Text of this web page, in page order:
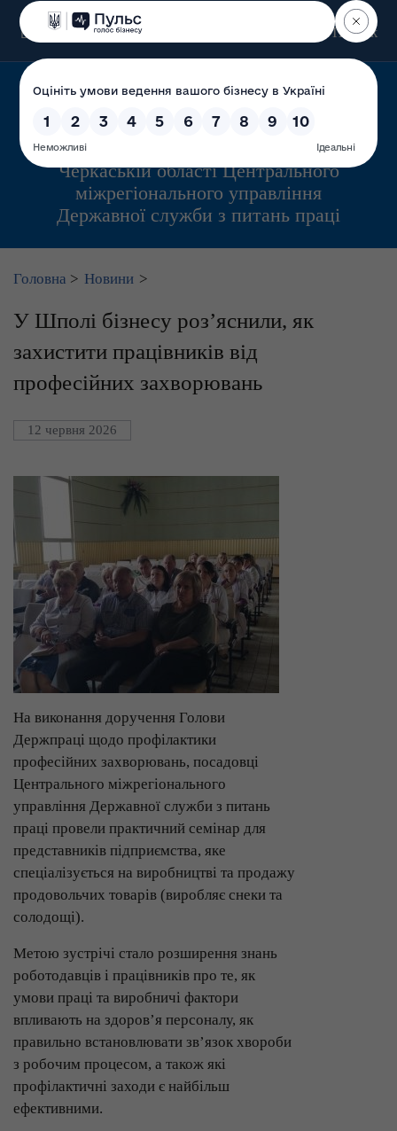
Пошук
Управління інспекційної діяльності у
Черкаській області Центрального
міжрегіонального управління
Державної служби з питань праці
Головна > Новини >
У Шполі бізнесу роз’яснили, як
захистити працівників від
професійних захворювань
12 червня 2026
На виконання доручення Голови
Держпраці щодо профілактики
професійних захворювань, посадовці
Центрального міжрегіонального
управління Державної служби з питань
праці провели практичний семінар для
представників підприємства, яке
спеціалізується на виробництві та продажу
продовольчих товарів (виробляє снеки та
солодощі).
Метою зустрічі стало розширення знань
роботодавців і працівників про те, як
умови праці та виробничі фактори
впливають на здоров’я персоналу, як
правильно встановлювати зв’язок хвороби
з робочим процесом, а також які
профілактичні заходи є найбільш
ефективними.